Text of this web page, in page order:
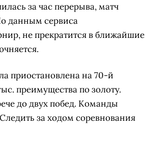
за час перерыва, матч
данным сервиса
не прекратится в ближайшие
приостановлена на 70-й
преимущества по золоту.
до двух побед. Команды
за ходом соревнования